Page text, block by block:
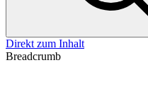
Direkt zum Inhalt
Breadcrumb